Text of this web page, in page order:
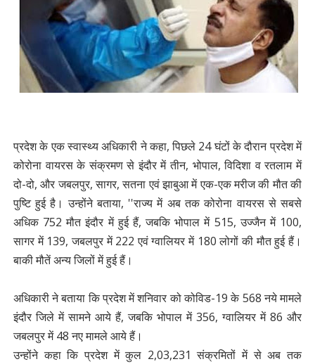
प्रदेश के एक स्वास्थ्य अधिकारी ने कहा, पिछले 24 घंटों के दौरान प्रदेश में
कोरोना वायरस के संक्रमण से इंदौर में तीन, भोपाल, विदिशा व रतलाम में
दो-दो, और जबलपुर, सागर, सतना एवं झाबुआ में एक-एक मरीज की मौत की
पुष्टि हुई है। उन्होंने बताया, ''राज्य में अब तक कोरोना वायरस से सबसे
अधिक 752 मौत इंदौर में हुई हैं, जबकि भोपाल में 515, उज्जैन में 100,
सागर में 139, जबलपुर में 222 एवं ग्वालियर में 180 लोगों की मौत हुई हैं।
बाकी मौतें अन्य जिलों में हुई हैं।
अधिकारी ने बताया कि प्रदेश में शनिवार को कोविड-19 के 568 नये मामले
इंदौर जिले में सामने आये हैं, जबकि भोपाल में 356, ग्वालियर में 86 और
जबलपुर में 48 नए मामले आये हैं।
उन्होंने कहा कि प्रदेश में कुल 2,03,231 संक्रमितों में से अब तक